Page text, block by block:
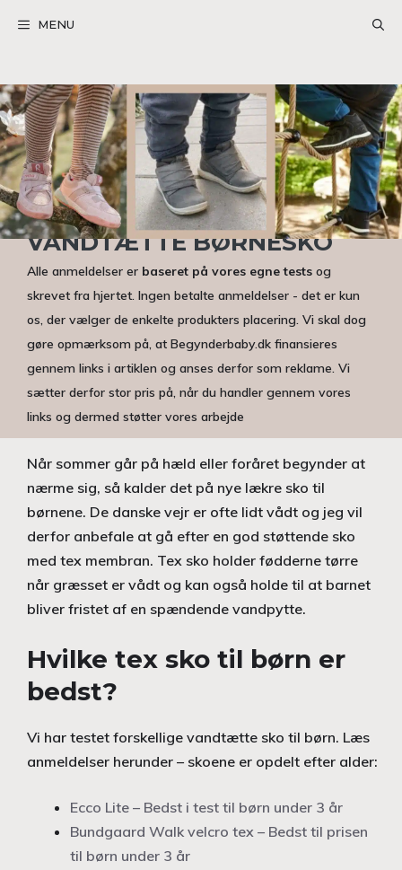
MENU
VANDTÆTTE BØRNESKO
Alle anmeldelser er baseret på vores egne tests og
skrevet fra hjertet. Ingen betalte anmeldelser - det er kun
os, der vælger de enkelte produkters placering. Vi skal dog
gøre opmærksom på, at Begynderbaby.dk finansieres
gennem links i artiklen og anses derfor som reklame. Vi
sætter derfor stor pris på, når du handler gennem vores
links og dermed støtter vores arbejde
Når sommer går på hæld eller foråret begynder at
nærme sig, så kalder det på nye lækre sko til
børnene. De danske vejr er ofte lidt vådt og jeg vil
derfor anbefale at gå efter en god støttende sko
med tex membran. Tex sko holder fødderne tørre
når græsset er vådt og kan også holde til at barnet
bliver fristet af en spændende vandpytte.
Hvilke tex sko til børn er
bedst?
Vi har testet forskellige vandtætte sko til børn. Læs
anmeldelser herunder – skoene er opdelt efter alder:
Ecco Lite – Bedst i test til børn under 3 år
Bundgaard Walk velcro tex – Bedst til prisen
til børn under 3 år